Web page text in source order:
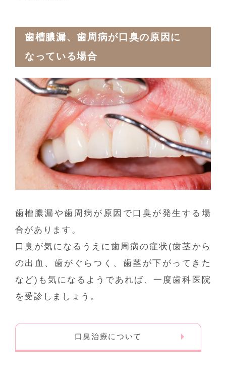
歯槽膿漏、歯周病が口臭の原因に
なっている場合
歯槽膿漏や歯周病が原因で口臭が発生する場
合があります。
口臭が気になるうえに歯周病の症状(歯茎から
の出血、歯がぐらつく、歯茎が下がってきた
など)も気になるようであれば、一度歯科医院
を受診しましょう。
口臭治療について